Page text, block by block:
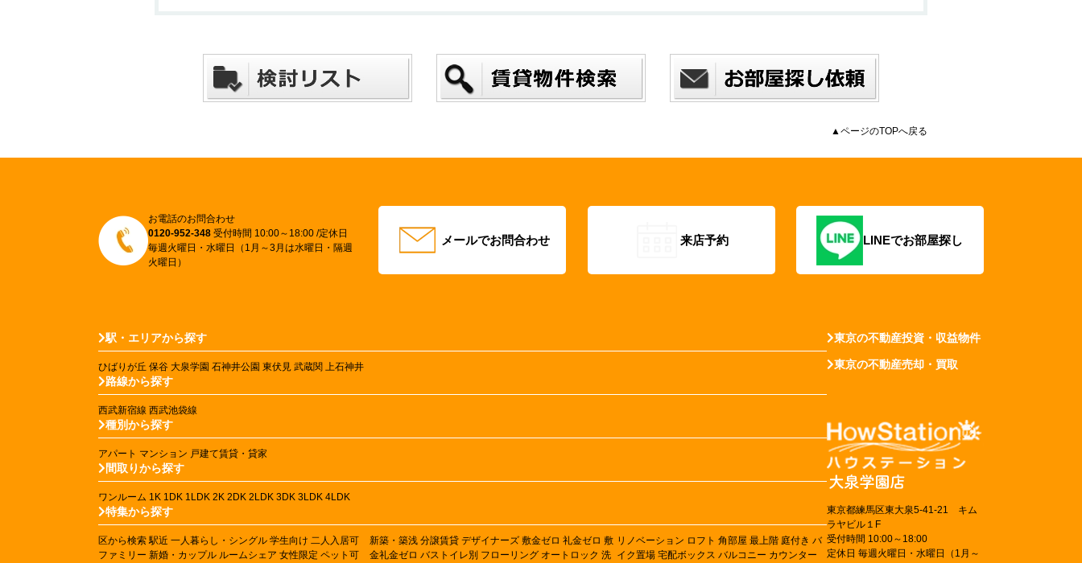
▲ページのTOPへ戻る
お電話のお問合わせ
0120-952-348 受付時間 10:00～18:00 /定休日
毎週火曜日・水曜日（1月～3月は水曜日・隔週
火曜日）
メールでお問合わせ 来店予約 LINEでお部屋探し
駅・エリアから探す
ひばりが丘 保谷 大泉学園 石神井公園 東伏見 武蔵関 上石神井
路線から探す
西武新宿線 西武池袋線
種別から探す
アパート マンション 戸建て賃貸・貸家
間取りから探す
ワンルーム 1K 1DK 1LDK 2K 2DK 2LDK 3DK 3LDK 4LDK
特集から探す
区から検索 駅近 一人暮らし・シングル 学生向け 二人入居可
ファミリー 新婚・カップル ルームシェア 女性限定 ペット可
新築・築浅 分譲賃貸 デザイナーズ 敷金ゼロ 礼金ゼロ 敷
金礼金ゼロ バストイレ別 フローリング オートロック 洗
リノベーション ロフト 角部屋 最上階 庭付き バ
イク置場 宅配ボックス バルコニー カウンター
東京の不動産投資・収益物件
東京の不動産売却・買取
東京都練馬区東大泉5-41-21 キム
ラヤビル１F
受付時間 10:00～18:00
定休日 毎週火曜日・水曜日（1月～